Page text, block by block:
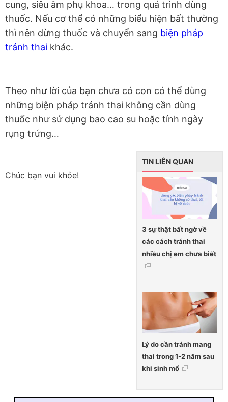
cung, siêu âm phụ khoa… trong quá trình dùng
thuốc. Nếu cơ thể có những biểu hiện bất thường
thì nên dừng thuốc và chuyển sang biện pháp
tránh thai khác.
Theo như lời của bạn chưa có con có thể dùng
những biện pháp tránh thai không cần dùng
thuốc như sử dụng bao cao su hoặc tính ngày
rụng trứng…
TIN LIÊN QUAN
3 sự thật bất ngờ về
các cách tránh thai
nhiều chị em chưa biết
Lý do cần tránh mang
thai trong 1-2 năm sau
khi sinh mổ
Chúc bạn vui khỏe!